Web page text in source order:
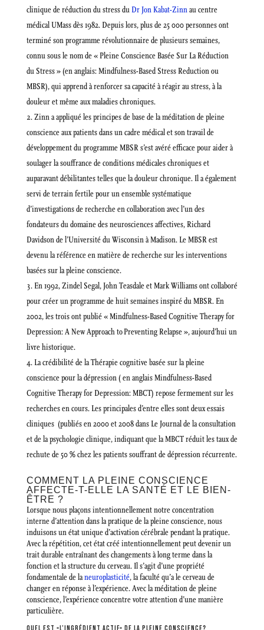
clinique de réduction du stress duDr Jon Kabat-Zinnau centre
médical UMass dès 1982. Depuis lors, plus de 25 000 personnes ont
terminé son programme révolutionnaire de plusieurs semaines,
connu sous le nom de « Pleine Conscience Basée Sur La Réduction
du Stress » (en anglais: Mindfulness-Based Stress Reduction ou
MBSR), qui apprend à renforcer sa capacité à réagir au stress, à la
douleur et même aux maladies chroniques.
Zinn a appliqué les principes de base de la méditation de pleine
conscience aux patients dans un cadre médical et son travail de
développement du programme MBSR s’est avéré efficace pour aider à
soulager la souffrance de conditions médicales chroniques et
auparavant débilitantes telles que la douleur chronique. Il a également
servi de terrain fertile pour un ensemble systématique
d’investigations de recherche en collaboration avec l’un des
fondateurs du domaine des neurosciences affectives, Richard
Davidson de l’Université du Wisconsin à Madison. Le MBSR est
devenu la référence en matière de recherche sur les interventions
basées sur la pleine conscience.
En 1992, Zindel Segal, John Teasdale et Mark Williams ont collaboré
pour créer un programme de huit semaines inspiré du MBSR. En
2002, les trois ont publié « Mindfulness-Based Cognitive Therapy for
Depression: A New Approach to Preventing Relapse », aujourd’hui un
livre historique.
La crédibilité de la Thérapie cognitive basée sur la pleine
conscience pour la dépression ( en anglais Mindfulness-Based
Cognitive Therapy for Depression: MBCT) repose fermement sur les
recherches en cours. Les principales d’entre elles sont deux essais
cliniques (publiés en 2000 et 2008 dans Le Journal de la consultation
et de la psychologie clinique, indiquant que la MBCT réduit les taux de
rechute de 50 % chez les patients souffrant de dépression récurrente.
COMMENT LA PLEINE CONSCIENCE
AFFECTE-T-ELLE LA SANTÉ ET LE BIEN-
ÊTRE ?
Lorsque nous plaçons intentionnellement notre concentration
interne d’attention dans la pratique de la pleine conscience, nous
induisons un état unique d’activation cérébrale pendant la pratique.
Avec la répétition, cet état créé intentionnellement peut devenir un
trait durable entraînant des changements à long terme dans la
fonction et la structure du cerveau. Il s’agit d’une propriété
fondamentale de laneuroplasticité, la faculté qu’a le cerveau de
changer en réponse à l’expérience. Avec la méditation de pleine
conscience, l’expérience concentre votre attention d’une manière
particulière.